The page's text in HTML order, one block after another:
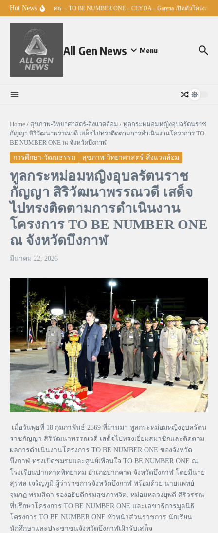
Skip to content
Hot News ศธ. – TO BE NUMBER ONE – CEYDA – Garena เปิดตัวโครงกา
All Gen News Menu
Home / สุขภาพ-วิทยาศาสตร์-สิ่งแวดล้อม / ทูลกระหม่อมหญิงอุบลรัตนราช
กัญญา สิริวัฒนาพรรณวดี เสด็จไปทรงติดตามการดำเนินงานโครงการ TO
BE NUMBER ONE ณ จังหวัดบึงกาฬ
การศึกษา-วัฒนธรรม สุขภาพ-วิทยาศาสตร์-สิ่งแวดล้อม
ทูลกระหม่อมหญิงอุบลรัตนราช
กัญญา สิริวัฒนาพรรณวดี เสด็จ
ไปทรงติดตามการดำเนินงาน
โครงการ TO BE NUMBER ONE
ณ จังหวัดบึงกาฬ
มีนาคม 22, 2026
เมื่อวันพุธที่ 18 กุมภาพันธ์ 2569 ที่ผ่านมา ทูลกระหม่อมหญิงอุบลรัตน
ราชกัญญา สิริวัฒนาพรรณวดี เสด็จไปทรงเยี่ยมสมาชิกและติดตาม
ผลการดำเนินงานโครงการ TO BE NUMBER ONE ของจังหวัด
บึงกาฬ ทรงเปิดชมรมและศูนย์เพื่อนใจ TO BE NUMBER ONE ณ
โรงเรียนปากคาดพิทยาคม อำเภอปากคาด จังหวัดบึงกาฬ โดยมีนาย
สุรพล เจริญภูมิ ผู้ว่าราชการจังหวัดบึงกาฬ พร้อมด้วย นายแพทย์
จุมภฏ พรมสีดา รองอธิบดีกรมสุขภาพจิต, หม่อมหลวงยุพดี ศิริวรรณ
ที่ปรึกษาโครงการ TO BE NUMBER ONE และเลขาธิการมูลนิธิ
โครงการ TO BE NUMBER ONE หัวหน้าส่วนราชการ นักเรียน
นักศึกษาและประชาชนจังหวัดบึงกาฬเฝ้ารับเสด็จ